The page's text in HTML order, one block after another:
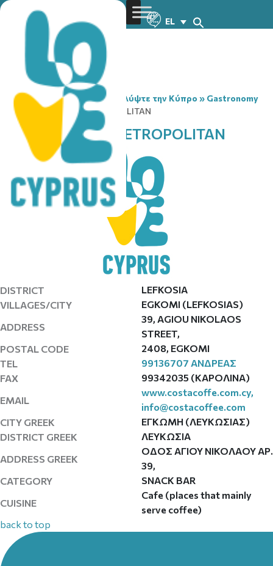
EL
You are here:Home» Ανακαλύψτε την Κύπρο » Gastronomy
» COSTA COFFEE METROPOLITAN
COSTA COFFEE METROPOLITAN
DISTRICT
LEFKOSIA
VILLAGES/CITY
EGKOMI (LEFKOSIAS)
ADDRESS
39, ΑGIOU NIKOLAOS
STREET,
POSTAL CODE
2408, EGKOMI
TEL
99136707 ΑΝΔΡΕΑΣ
FAX
99342035 (ΚΑΡΟΛΙΝΑ)
EMAIL
www.costacoffe.com.cy,
info@costacoffee.com
CITY GREEK
ΕΓΚΩΜΗ (ΛΕΥΚΩΣΙΑΣ)
DISTRICT GREEK
ΛΕΥΚΩΣΙΑ
ADDRESS GREEK
ΟΔΟΣ ΑΓΙΟΥ ΝΙΚΟΛΑΟΥ ΑΡ.
39,
CATEGORY
SNACK BAR
CUISINE
Cafe (places that mainly
serve coffee)
back to top